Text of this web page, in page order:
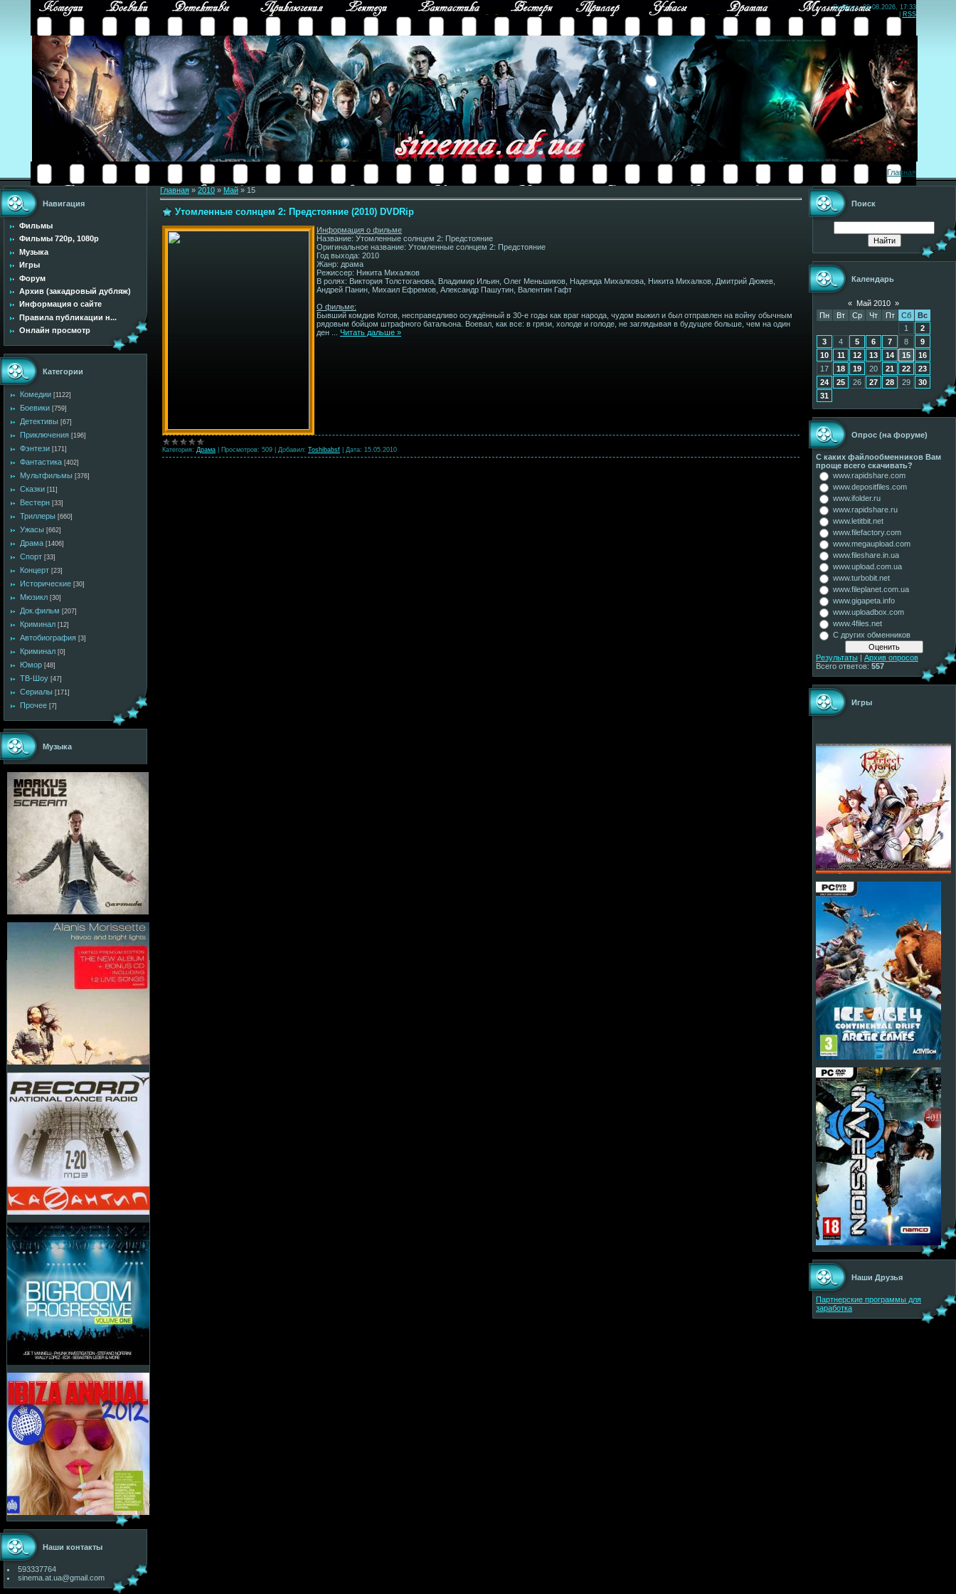
Суббота, 08.08.2026, 17:33
RSS
Главная
Навигация
Фильмы
Фильмы 720p, 1080p
Музыка
Игры
Форум
Архив (закадровый дубляж)
Информация о сайте
Правила публикации н...
Онлайн просмотр
Категории
Комедии [1122]
Боевики [759]
Детективы [67]
Приключения [196]
Фэнтези [171]
Фантастика [402]
Мультфильмы [376]
Сказки [11]
Вестерн [33]
Триллеры [660]
Ужасы [662]
Драма [1406]
Спорт [33]
Концерт [23]
Исторические [30]
Мюзикл [30]
Док.фильм [207]
Криминал [12]
Автобиография [3]
Криминал [0]
Юмор [48]
ТВ-Шоу [47]
Сериалы [171]
Прочее [7]
Музыка
Наши контакты
593337764
sinema.at.ua@gmail.com
Главная » 2010 » Май » 15
Утомленные солнцем 2: Предстояние (2010) DVDRip
Информация о фильме
Название: Утомленные солнцем 2: Предстояние
Оригинальное название: Утомленные солнцем 2: Предстояние
Год выхода: 2010
Жанр: драма
Режиссер: Никита Михалков
В ролях: Виктория Толстоганова, Владимир Ильин, Олег Меньшиков, Надежда Михалкова, Никита Михалков, Дмитрий Дюжев,
Андрей Панин, Михаил Ефремов, Александр Пашутин, Валентин Гафт
О фильме:
Бывший комдив Котов, несправедливо осуждённый в 30-е годы как враг народа, чудом выжил и был отправлен на войну обычным
рядовым бойцом штрафного батальона. Воевал, как все: в грязи, холоде и голоде, не заглядывая в будущее больше, чем на один
ден
Читать дальше »
Категория: Драма Просмотров: 509 Добавил: Toshibabsf Дата: 15.05.2010
Поиск
Календарь
« Май 2010 »
Пн
Вт Ср Чт Пт Сб
Вс
1
2
3
4 5 6 7 8
9
10
11 12 13 14 15
16
17
18 19 20 21 22
23
24
25 26 27 28 29
30
31
Опрос (на форуме)
С каких файлообменников Вам
проще всего скачивать?
www.rapidshare.com
www.depositfiles.com
www.ifolder.ru
www.rapidshare.ru
www.letitbit.net
www.filefactory.com
www.megaupload.com
www.fileshare.in.ua
www.upload.com.ua
www.turbobit.net
www.fileplanet.com.ua
www.gigapeta.info
www.uploadbox.com
www.4files.net
С других обменников
Результаты | Архив опросов
Всего ответов: 557
Игры
Наши Друзья
Партнерские программы для
заработка